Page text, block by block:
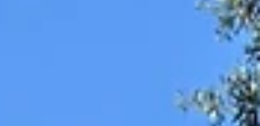
verletzt. Aufgrund der beschädigten Fahrzeuge
sowie der auf der Fahrbahn verteilten
und ausgelaufenen Betriebsmittel musste die
Kreuzung für rund eine halbe Stunde gesperrt
werden. Unsere Aufgabe bestand darin, die
Unfallstelle abzusichern, Trümme